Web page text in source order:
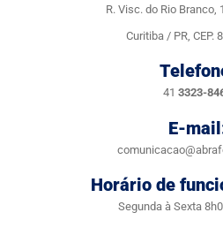
R. Visc. do Rio Branco,
Curitiba / PR, CEP.
41 3323-
E-
Horário de
Segunda à Sexta